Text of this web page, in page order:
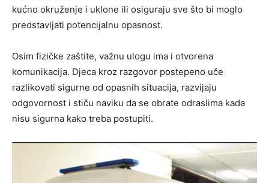
kućno okruženje i uklone ili osiguraju sve što bi moglo
predstavljati potencijalnu opasnost.
Osim fizičke zaštite, važnu ulogu ima i otvorena
komunikacija. Djeca kroz razgovor postepeno uče
razlikovati sigurne od opasnih situacija, razvijaju
odgovornost i stiču naviku da se obrate odraslima kada
nisu sigurna kako treba postupiti.